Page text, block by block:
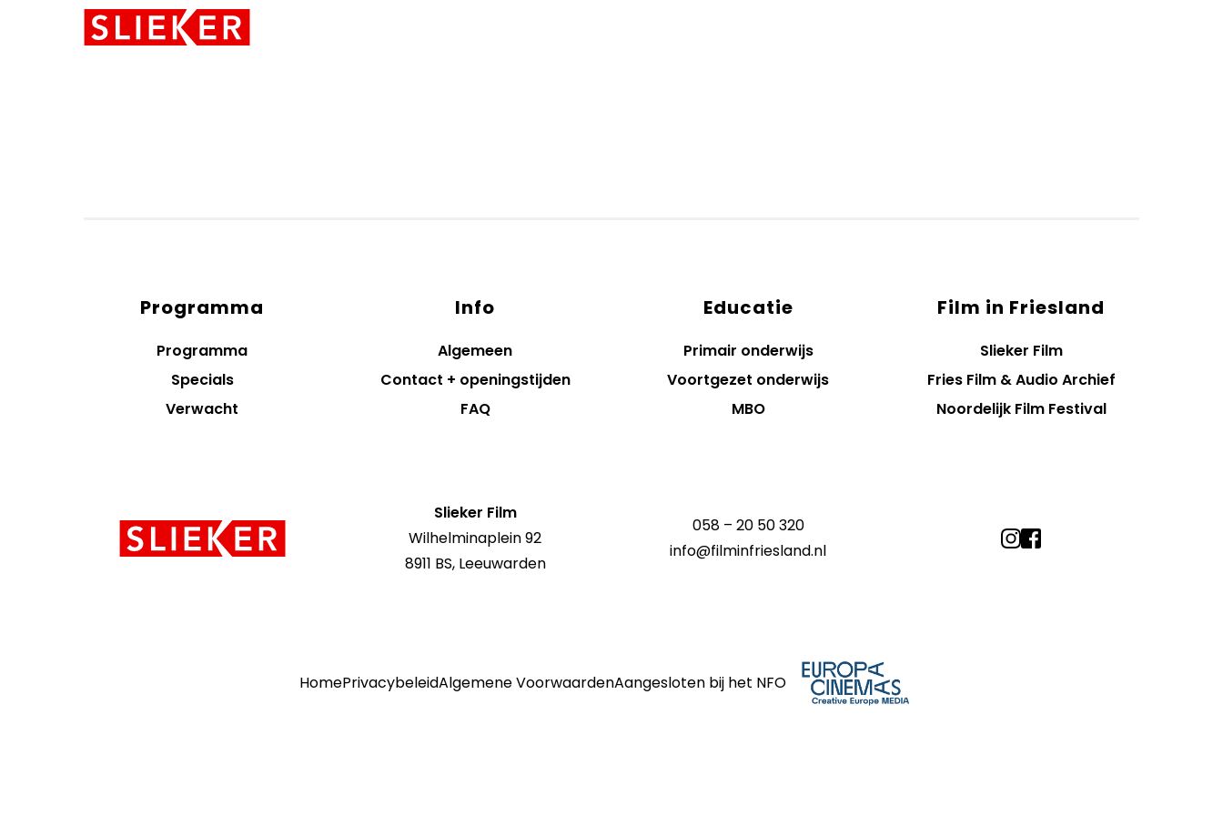
DienstenProgramma
Programma
Specials
Verwacht
Info
Algemeen
Contact + openingstijden
FAQ
Educatie
Primair onderwijs
Voortgezet onderwijs
MBO
Film in Friesland
Slieker Film
Fries Film & Audio Archief
Noordelijk Film Festival
informatie
Slieker Film
Wilhelminaplein 92
8911 BS, Leeuwarden
058 – 20 50 320
info@filminfriesland.nl
HomePrivacybeleidAlgemene VoorwaardenAangesloten bij het NFO